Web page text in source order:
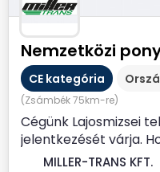
Nemzetközi
CE kategória
(Zsámbék 75km-re)
Cégünk Lajosmizsei
jelentkezését várja.
Ponyvás...
MILLER-TRANS KFT.